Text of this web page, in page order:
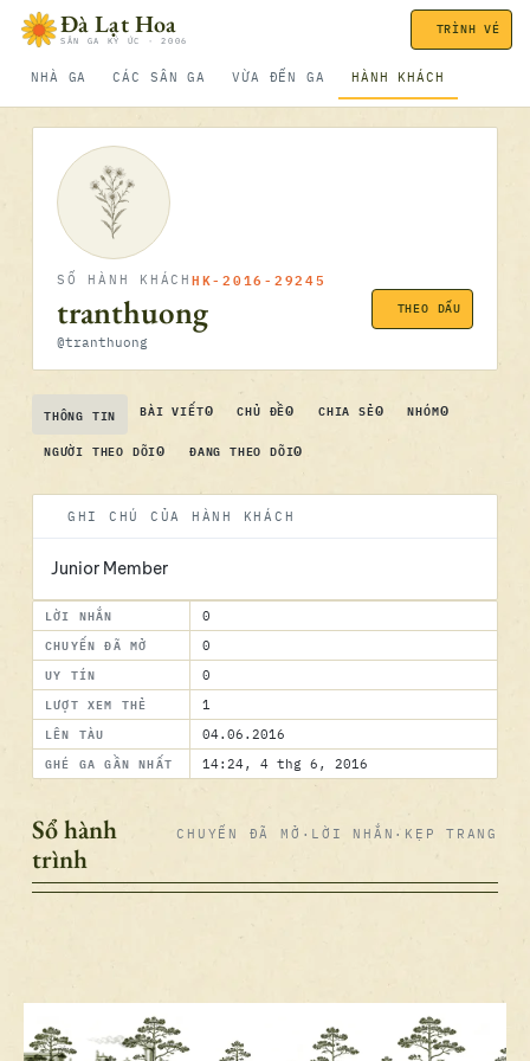
Bỏ qua nội dungĐà Lạt Hoa
SÂN GA KÝ ỨC · 2006
NHÀ GA CÁC SÂN GA VỪA ĐẾN GA HÀNH KHÁCH
TRÌNH VÉ
SỐ HÀNH KHÁCH HK-2016-29245
tranthuong
@tranthuong
THEO DẤU
THÔNG TIN BÀI VIẾT0 CHỦ ĐỀ0 CHIA SẺ0 NHÓM0
NGƯỜI THEO DÕI0 ĐANG THEO DÕI0
GHI CHÚ CỦA HÀNH KHÁCH
Junior Member
LỜI NHẮN 0
CHUYẾN ĐÃ MỞ 0
UY TÍN 0
LƯỢT XEM THẺ 1
LÊN TÀU 04.06.2016
GHÉ GA GẦN NHẤT 14:24, 4 thg 6, 2016
Sổ hành
trình
CHUYẾN ĐÃ MỞ · LỜI NHẮN · KẸP TRANG